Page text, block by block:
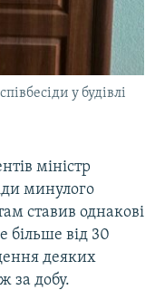
у будівлі
міністр
минулого
ставив однакові
більше від 30
деяких
за добу.